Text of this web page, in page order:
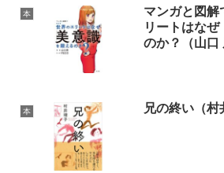
本
マンガと図
リートはな
のか？（山口
本 兄の終い（村